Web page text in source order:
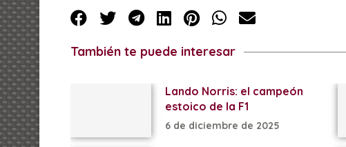
También te puede interesar
Lando Norris: el campeón
estoico de la F1
6 de diciembre de 2025